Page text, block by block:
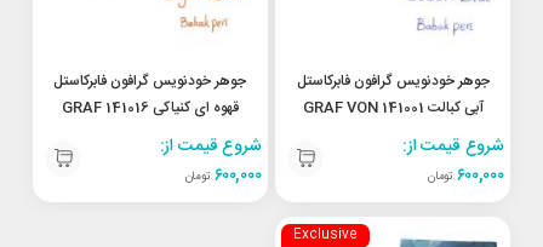
جوهر خودنویس گرافون فابرکاستل
آبی کبالت 141001 GRAF VON
FABER-CASTELL Cobalt Blue
شروع قیمت از:
۶۰۰,۰۰۰ تومان
جوهر خودنویس گرافون فابرکاستل
قهوه ای کنیاکی 141016 GRAF
VON FABER-CASTELL
Cognac Brownشروع قیمت از:
۶۰۰,۰۰۰ تومان
Exclusive